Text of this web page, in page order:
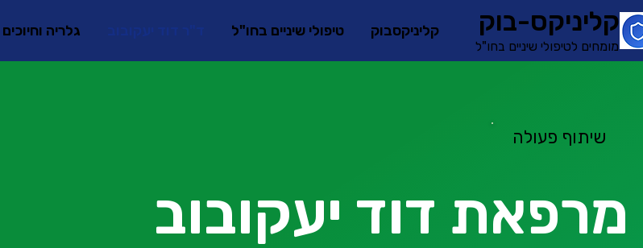
קליניקסבוק טיפולי שיניים בחו"ל גלריה וחיוכים קליניקס-בוק
מומחים לטיפולי שיניים בחו"ל
שיתוף פעולה
מרפאת דוד יעקובוב